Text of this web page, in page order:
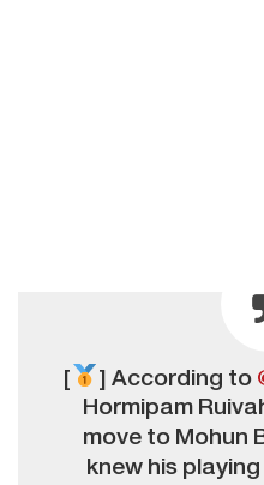
[ ] According to
Hormipam
move to Mohun
knew his